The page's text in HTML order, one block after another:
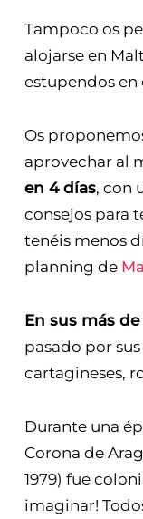
Tampoco os
alojarse en
estupendos
Os
aprovechar al
en 4 días, con
consejos para
tenéis menos
planning de
En sus más
pasado por
cartagineses,
Durante una
Corona de
1979) fue
imaginar!